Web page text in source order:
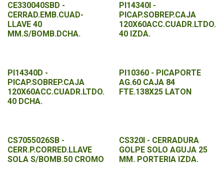
CE330040SBD -
CERRAD.EMB.CUAD-
LLAVE 40
MM.S/BOMB.DCHA.
PI14340I -
PICAP.SOBREP.CAJA
120X60ACC.CUADR.LTDO.
40 IZDA.
PI14340D -
PICAP.SOBREP.CAJA
120X60ACC.CUADR.LTDO.
40 DCHA.
PI10360 - PICAPORTE
AG.60 CAJA 84
FTE.138X25 LATON
CS7055026SB -
CERR.P.CORRED.LLAVE
SOLA S/BOMB.50 CROMO
CS320I - CERRADURA
GOLPE SOLO AGUJA 25
MM. PORTERIA IZDA.